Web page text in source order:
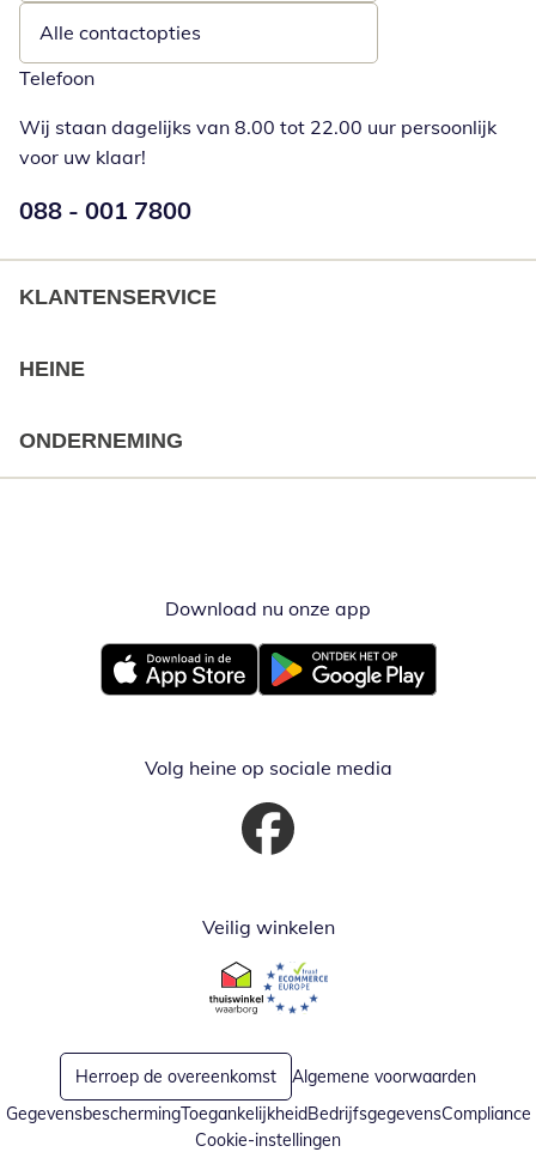
Alle contactopties
Telefoon
Wij staan dagelijks van 8.00 tot 22.00 uur persoonlijk
voor uw klaar!
Telefoonnummer:
088 - 001 7800
KLANTENSERVICE
HEINE
ONDERNEMING
Download nu onze app
Opent in nieuw vensterOpent in nieuw venster
Volg heine op sociale media
Opent in nieuw venster
Veilig winkelen
Opent in nieuw venster
Opent in nieuw venster
Herroep de overeenkomst
Algemene voorwaarden
GegevensbeschermingToegankelijkheidBedrijfsgegevensCompliance
Cookie-instellingen